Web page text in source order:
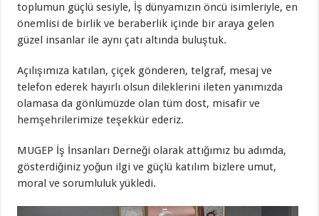
toplumun güçlü sesiyle, İş dünyamızın öncü isimleriyle, en
önemlisi de birlik ve beraberlik içinde bir araya gelen
güzel insanlar ile aynı çatı altında buluştuk.
Açılışımıza katılan, çiçek gönderen, telgraf, mesaj ve
telefon ederek hayırlı olsun dileklerini ileten yanımızda
olamasa da gönlümüzde olan tüm dost, misafir ve
hemşehrilerimize teşekkür ederiz.
MUGEP İş İnsanları Derneği olarak attığımız bu adımda,
gösterdiğiniz yoğun ilgi ve güçlü katılım bizlere umut,
moral ve sorumluluk yükledi.